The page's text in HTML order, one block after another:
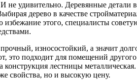
не удивительно. Деревянные детали
дерево в качестве
этого, специалисты
износостойкий, а значит
это подходит для помещений
лестницы
свойства, но и высокую цену.